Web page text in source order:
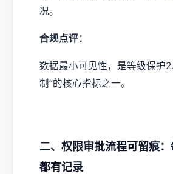
况。
合规点评：
数据最小可见性，是等级保护
制”的核心指标之一。
二、权限审批流程可留痕
都有记录